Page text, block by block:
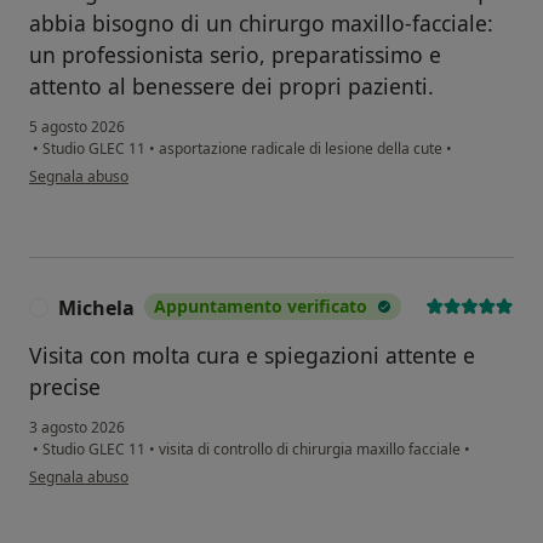
abbia bisogno di un chirurgo maxillo-facciale:
un professionista serio, preparatissimo e
attento al benessere dei propri pazienti.
5 agosto 2026
• Studio GLEC 11 • asportazione radicale di lesione della cute •
secondo l'opinione dell'utente FB
Segnala abuso
Michela Appuntamento verificato
Visita con molta cura e spiegazioni attente e
precise
3 agosto 2026
• Studio GLEC 11 • visita di controllo di chirurgia maxillo facciale •
secondo l'opinione dell'utente Michela
Segnala abuso